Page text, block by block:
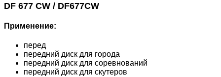
DF 677 CW / DF677CW
Применение:
перед
передний диск для города
передний диск для соревнований
передний диск для скутеров